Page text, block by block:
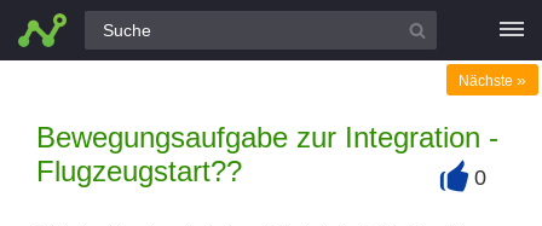
Alle Fragen
Bewegungsaufgabe zur Integration -
Flugzeugstart??
Nächste »
0